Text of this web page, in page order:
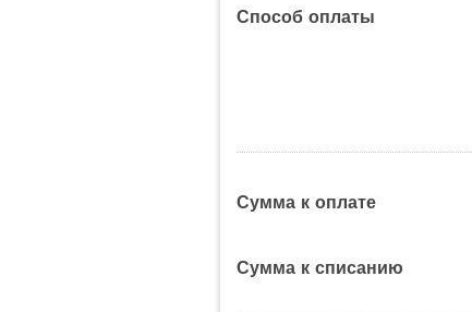
Способ оплаты
Сумма к оплате
Сумма к списанию